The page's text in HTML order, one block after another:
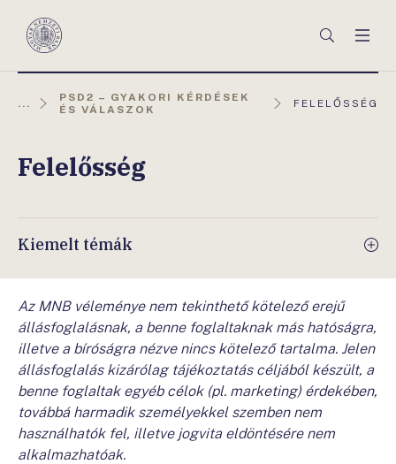
Magyar
Keresés
...
PSD2 – GYAKORI KÉRDÉSEK
ÉS VÁLASZOK
AKTUÁLIS
FELELŐSSÉG
Felelősség
Kiemelt témák
Az MNB véleménye nem tekinthető kötelező erejű
állásfoglalásnak, a benne foglaltaknak más hatóságra,
illetve a bíróságra nézve nincs kötelező tartalma. Jelen
állásfoglalás kizárólag tájékoztatás céljából készült, a
benne foglaltak egyéb célok (pl. marketing) érdekében,
továbbá harmadik személyekkel szemben nem
használhatók fel, illetve jogvita eldöntésére nem
alkalmazhatóak.